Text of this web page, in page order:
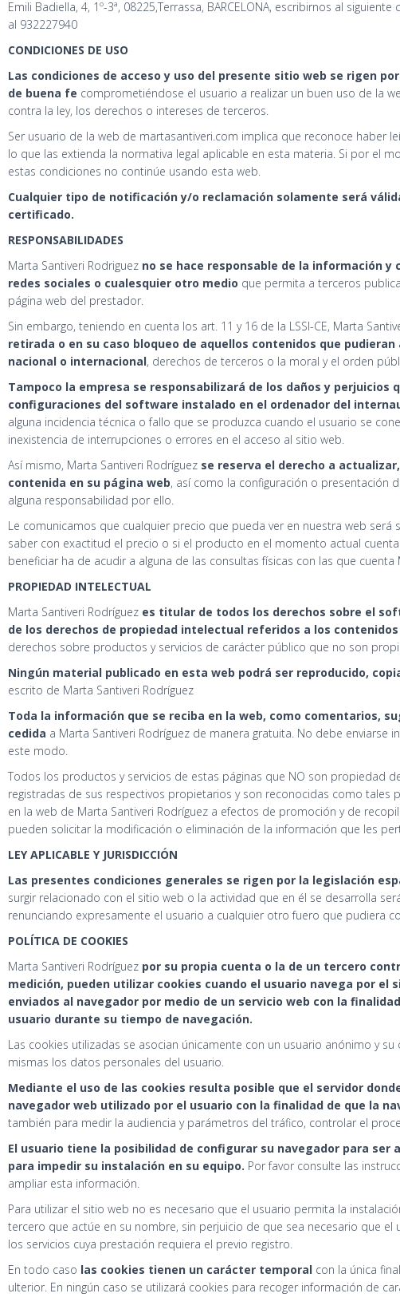
Emili Badiella, 4, 1º-3ª, 08225,Terrassa, BARCELONA, escribirnos al
al 932227940
CONDICIONES DE USO
Las condiciones de acceso y uso del presente sitio web se rigen
de buena fe comprometiéndose el usuario a realizar un buen uso de la
contra la ley, los derechos o intereses de terceros.
Ser usuario de la web de martasantiveri.com implica que reconoce haber
lo que las extienda la normativa legal aplicable en esta materia. Si por el
estas condiciones no continúe usando esta web.
Cualquier tipo de notificación y/o reclamación solamente será
certificado.
RESPONSABILIDADES
Marta Santiveri Rodriguez no se hace responsable de la información
redes sociales o cualesquier otro medio que permita a terceros
página web del prestador.
Sin embargo, teniendo en cuenta los art. 11 y 16 de la LSSI-CE, Marta
retirada o en su caso bloqueo de aquellos contenidos que
nacional o internacional, derechos de terceros o la moral y el orden
Tampoco la empresa se responsabilizará de los daños y perjuicios
configuraciones del software instalado en el ordenador del
alguna incidencia técnica o fallo que se produzca cuando el usuario se
inexistencia de interrupciones o errores en el acceso al sitio web.
Así mismo, Marta Santiveri Rodríguez se reserva el derecho a
contenida en su página web, así como la configuración o presentación
alguna responsabilidad por ello.
Le comunicamos que cualquier precio que pueda ver en nuestra web será
saber con exactitud el precio o si el producto en el momento actual
beneficiar ha de acudir a alguna de las consultas físicas con las que cuenta
PROPIEDAD INTELECTUAL
Marta Santiveri Rodríguez es titular de todos los derechos sobre el
de los derechos de propiedad intelectual referidos a los
derechos sobre productos y servicios de carácter público que no son
Ningún material publicado en esta web podrá ser reproducido,
escrito de Marta Santiveri Rodríguez
Toda la información que se reciba en la web, como comentarios,
cedida a Marta Santiveri Rodríguez de manera gratuita. No debe enviarse
este modo.
Todos los productos y servicios de estas páginas que NO son propiedad
registradas de sus respectivos propietarios y son reconocidas como tales
en la web de Marta Santiveri Rodríguez a efectos de promoción y de
pueden solicitar la modificación o eliminación de la información que les
LEY APLICABLE Y JURISDICCIÓN
Las presentes condiciones generales se rigen por la legislación
surgir relacionado con el sitio web o la actividad que en él se desarrolla
renunciando expresamente el usuario a cualquier otro fuero que pudiera
POLÍTICA DE COOKIES
Marta Santiveri Rodríguez por su propia cuenta o la de un tercero
medición, pueden utilizar cookies cuando el usuario navega por el
enviados al navegador por medio de un servicio web con la
usuario durante su tiempo de navegación.
Las cookies utilizadas se asocian únicamente con un usuario anónimo y
mismas los datos personales del usuario.
Mediante el uso de las cookies resulta posible que el servidor
navegador web utilizado por el usuario con la finalidad de que la
también para medir la audiencia y parámetros del tráfico, controlar el
El usuario tiene la posibilidad de configurar su navegador para ser
para impedir su instalación en su equipo. Por favor consulte las
ampliar esta información.
Para utilizar el sitio web no es necesario que el usuario permita la
tercero que actúe en su nombre, sin perjuicio de que sea necesario que el
los servicios cuya prestación requiera el previo registro.
En todo caso las cookies tienen un carácter temporal con la única
ulterior. En ningún caso se utilizará cookies para recoger información de